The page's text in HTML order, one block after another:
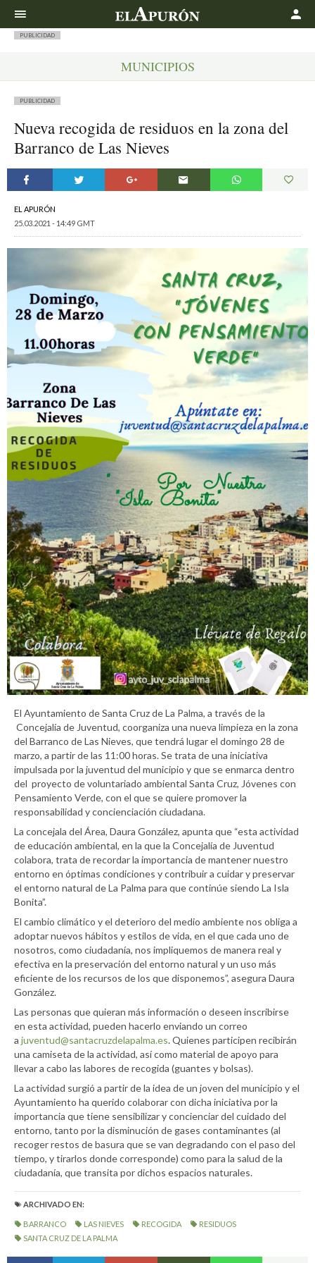
PUBLICIDAD
MUNICIPIOS
PUBLICIDAD
Nueva recogida de residuos en la zona del
Barranco de Las Nieves
EL APURÓN
25.03.2021 - 14:49 GMT
El Ayuntamiento de Santa Cruz de La Palma, a través de la
Concejalía de Juventud, coorganiza una nueva limpieza en la zona
del Barranco de Las Nieves, que tendrá lugar el domingo 28 de
marzo, a partir de las 11:00 horas. Se trata de una iniciativa
impulsada por la juventud del municipio y que se enmarca dentro
del proyecto de voluntariado ambiental Santa Cruz, Jóvenes con
Pensamiento Verde, con el que se quiere promover la
responsabilidad y concienciación ciudadana.
La concejala del Área, Daura González, apunta que “esta actividad
de educación ambiental, en la que la Concejalía de Juventud
colabora, trata de recordar la importancia de mantener nuestro
entorno en óptimas condiciones y contribuir a cuidar y preservar
el entorno natural de La Palma para que continúe siendo La Isla
Bonita”.
El cambio climático y el deterioro del medio ambiente nos obliga a
adoptar nuevos hábitos y estilos de vida, en el que cada uno de
nosotros, como ciudadanía, nos impliquemos de manera real y
efectiva en la preservación del entorno natural y un uso más
eficiente de los recursos de los que disponemos”, asegura Daura
González.
Las personas que quieran más información o deseen inscribirse
en esta actividad, pueden hacerlo enviando un correo
a juventud@santacruzdelapalma.es. Quienes participen recibirán
una camiseta de la actividad, así como material de apoyo para
llevar a cabo las labores de recogida (guantes y bolsas).
La actividad surgió a partir de la idea de un joven del municipio y el
Ayuntamiento ha querido colaborar con dicha iniciativa por la
importancia que tiene sensibilizar y concienciar del cuidado del
entorno, tanto por la disminución de gases contaminantes (al
recoger restos de basura que se van degradando con el paso del
tiempo, y tirarlos donde corresponde) como para la salud de la
ciudadanía, que transita por dichos espacios naturales.
ARCHIVADO EN:
BARRANCO LAS NIEVES RECOGIDA
RESIDUOS
SANTA CRUZ DE LA PALMA